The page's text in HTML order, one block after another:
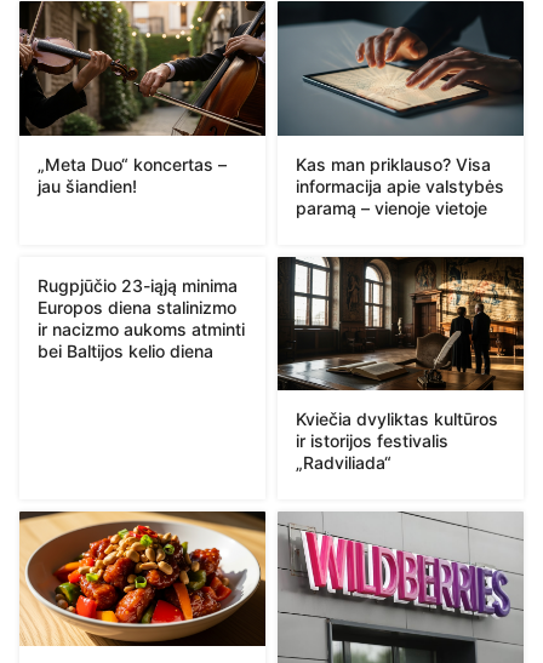
„Meta Duo“ koncertas –
jau šiandien!
Kas man priklauso? Visa
informacija apie valstybės
paramą – vienoje vietoje
Rugpjūčio 23-iąją minima
Europos diena stalinizmo
ir nacizmo aukoms atminti
bei Baltijos kelio diena
Kviečia dvyliktas kultūros
ir istorijos festivalis
„Radviliada“